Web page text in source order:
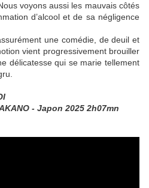
voyons aussi les mauvais côtés
d’alcool et de sa négligence
une comédie, de deuil et
vient progressivement brouiller
délicatesse qui se marie tellement
- Japon 2025 2h07mn